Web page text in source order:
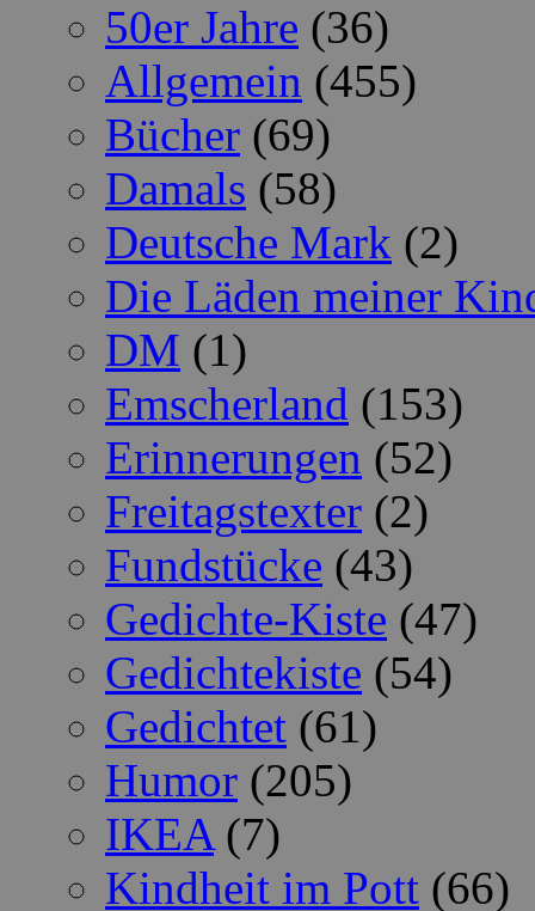
50er Jahre (36)
Allgemein (455)
Bücher (69)
Damals (58)
Deutsche Mark (2)
Die Läden meiner
DM (1)
Emscherland (153)
Erinnerungen (52)
Freitagstexter (2)
Fundstücke (43)
Gedichte-Kiste (47)
Gedichtekiste (54)
Gedichtet (61)
Humor (205)
IKEA(7)
Kindheit im Pott (66)